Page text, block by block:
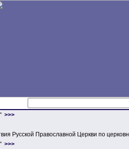
>>>
Русской Православной Церкви по
>>>